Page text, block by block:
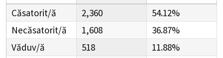
Căsatorit/ă
2,360
54.12%
Necăsatorit/ă
1,608
36.87%
Văduv/ă
518
11.88%